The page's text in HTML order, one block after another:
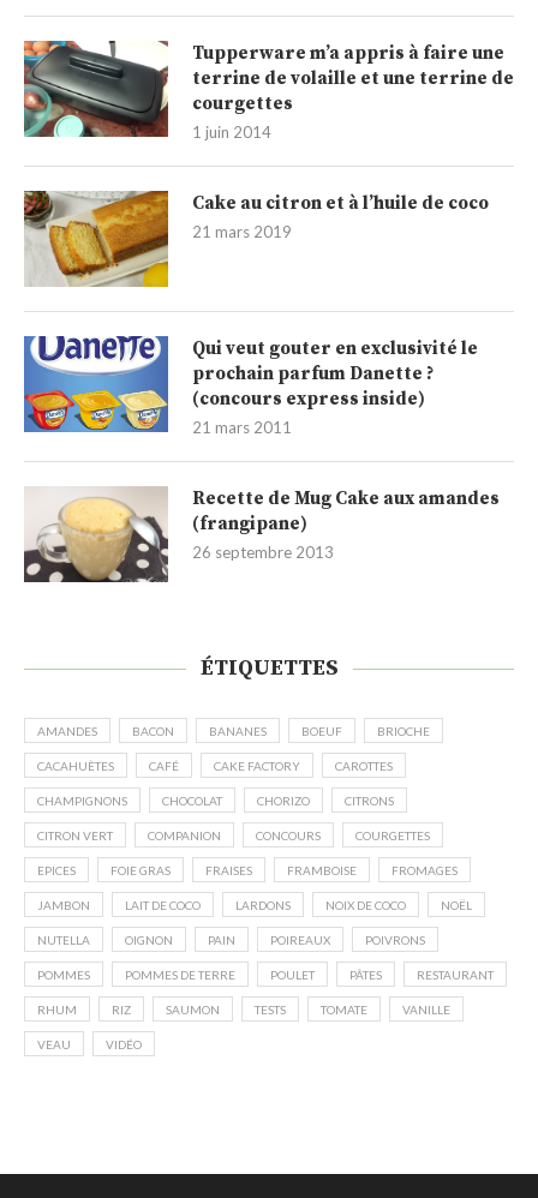
Tupperware m’a appris à faire une
terrine de volaille et une terrine de
courgettes
1 juin 2014
Cake au citron et à l’huile de coco
21 mars 2019
Qui veut gouter en exclusivité le
prochain parfum Danette ?
(concours express inside)
21 mars 2011
Recette de Mug Cake aux amandes
(frangipane)
26 septembre 2013
ÉTIQUETTES
AMANDES BACON BANANES BOEUF BRIOCHE
CACAHUÈTES CAFÉ CAKE FACTORY CAROTTES
CHAMPIGNONS CHOCOLAT CHORIZO CITRONS
CITRON VERT COMPANION CONCOURS COURGETTES
EPICES FOIE GRAS FRAISES FRAMBOISE FROMAGES
JAMBON LAIT DE COCO LARDONS NOIX DE COCO NOËL
NUTELLA OIGNON PAIN POIREAUX POIVRONS
POMMES POMMES DE TERRE POULET PÂTES RESTAURANT
RHUM RIZ SAUMON TESTS TOMATE VANILLE
VEAU VIDÉO